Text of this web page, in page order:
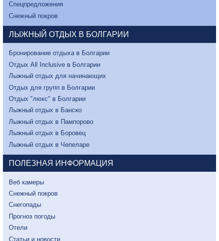
Спецпредложения
Снежный покров
ЛЫЖНЫЙ ОТДЫХ В БОЛГАРИИ
Бронирование отдыха в Болгарии
Отдых All Inclusive в Болгарии
Лыжный отдых для начинающих
Отдых для групп в Болгарии
Отдых "люкс" в Болгарии
Лыжный отдых в Банско
Лыжный отдых в Пампорово
Лыжный отдых в Боровец
Лыжный отдых в Чепеларе
ПОЛЕЗНАЯ ИНФОРМАЦИЯ
Веб камеры
Снежный покров
Снегопады
Прогноз погоды
Отели
Статьи и новости